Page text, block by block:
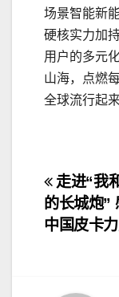
场景智能新
硬核实力加
用户的多元
山海，点燃
全球流行起来
文
章
航
走进“我
的长城炮”
中国皮卡